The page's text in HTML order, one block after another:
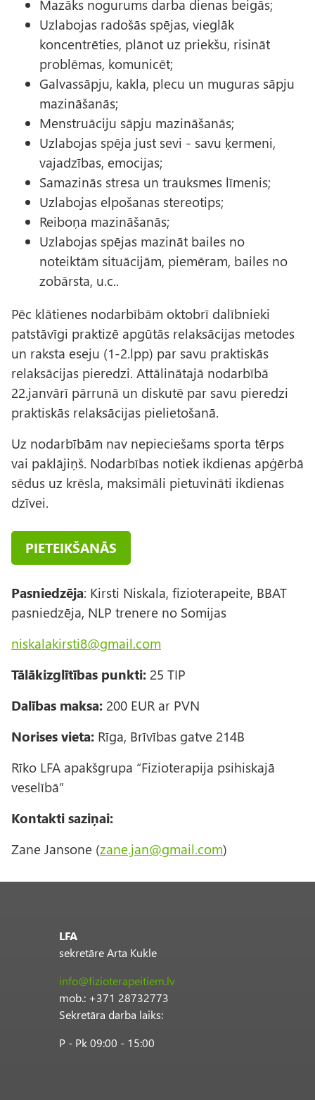
Mazāks nogurums darba dienas beigās;
Uzlabojas radošās spējas, vieglāk
koncentrēties, plānot uz priekšu, risināt
problēmas, komunicēt;
Galvassāpju, kakla, plecu un muguras sāpju
mazināšanās;
Menstruāciju sāpju mazināšanās;
Uzlabojas spēja just sevi - savu ķermeni,
vajadzības, emocijas;
Samazinās stresa un trauksmes līmenis;
Uzlabojas elpošanas stereotips;
Reiboņa mazināšanās;
Uzlabojas spējas mazināt bailes no
noteiktām situācijām, piemēram, bailes no
zobārsta, u.c..
Pēc klātienes nodarbībām oktobrī dalībnieki
patstāvīgi praktizē apgūtās relaksācijas metodes
un raksta eseju (1-2.lpp) par savu praktiskās
relaksācijas pieredzi. Attālinātajā nodarbībā
22.janvārī pārrunā un diskutē par savu pieredzi
praktiskās relaksācijas pielietošanā.
Uz nodarbībām nav nepieciešams sporta tērps
vai paklājiņš. Nodarbības notiek ikdienas apģērbā
sēdus uz krēsla, maksimāli pietuvināti ikdienas
dzīvei.
PIETEIKŠANĀS
Pasniedzēja: Kirsti Niskala, fizioterapeite, BBAT
pasniedzēja, NLP trenere no Somijas
niskalakirsti8@gmail.com
Tālākizglītības punkti: 25 TIP
Dalības maksa: 200 EUR ar PVN
Norises vieta: Rīga, Brīvības gatve 214B
Rīko LFA apakšgrupa “Fizioterapija psihiskajā
veselībā”
Kontakti saziņai:
Zane Jansone (zane.jan@gmail.com)
LFA
sekretāre Arta Kukle
info@fizioterapeitiem.lv
mob.: +371 28732773
Sekretāra darba laiks:
P - Pk 09:00 - 15:00